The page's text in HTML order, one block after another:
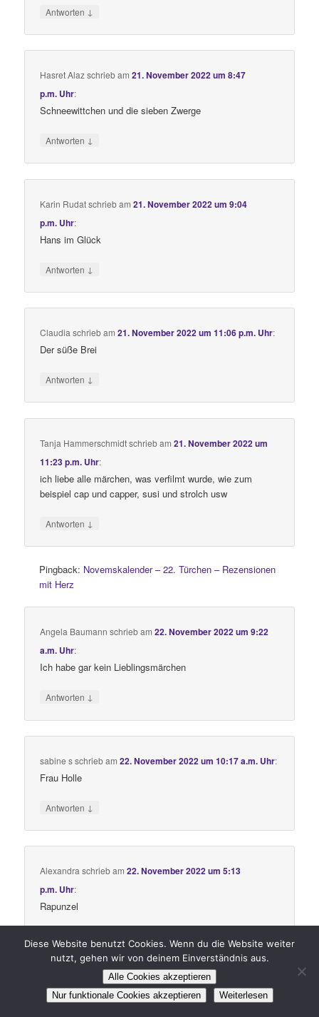
Antworten ↓
Hasret Alazschriebam21. November 2022 um 8:47
p.m. Uhr:
Schneewittchen und die sieben Zwerge
Antworten ↓
Karin Rudatschriebam21. November 2022 um 9:04
p.m. Uhr:
Hans im Glück
Antworten ↓
Claudia schriebam21. November 2022 um 11:06 p.m. Uhr:
Der süße Brei
Antworten ↓
Tanja Hammerschmidtschriebam21. November 2022 um
11:23 p.m. Uhr:
ich liebe alle märchen, was verfilmt wurde, wie zum
beispiel cap und capper, susi und strolch usw
Antworten ↓
Pingback: Novemskalender – 22. Türchen – Rezensionen
mit Herz
Angela Baumann schriebam22. November 2022 um 9:22
a.m. Uhr:
Ich habe gar kein Lieblingsmärchen
Antworten ↓
sabine sschriebam22. November 2022 um 10:17 a.m. Uhr:
Frau Holle
Antworten ↓
Alexandra schriebam22. November 2022 um 5:13
p.m. Uhr:
Rapunzel
Michael Nachtmannschriebam22. November 2022 um 9:26
Diese Website benutzt Cookies. Wenn du die Website weiter
nutzt, gehen wir von deinem Einverständnis aus.
Alle Cookies akzeptieren
Nur funktionale Cookies akzeptieren
Weiterlesen